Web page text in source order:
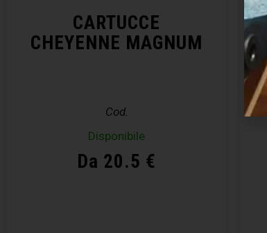
CARTUCCE
CHEYENNE MAGNUM
Cod.
Disponibile
Da 20.5 €